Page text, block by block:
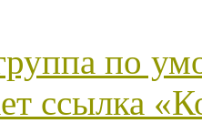
по
ссылка